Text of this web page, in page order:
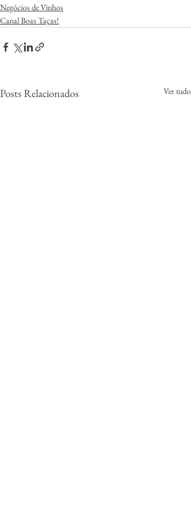
Negócios de Vinhos
Canal Boas Taças!
Posts Relacionados Ver tudo